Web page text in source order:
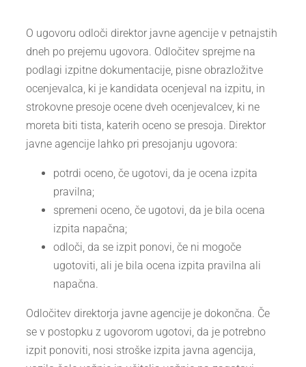
O ugovoru odloči direktor javne agencije v petnajstih
dneh po prejemu ugovora. Odločitev sprejme na
podlagi izpitne dokumentacije, pisne obrazložitve
ocenjevalca, ki je kandidata ocenjeval na izpitu, in
strokovne presoje ocene dveh ocenjevalcev, ki ne
moreta biti tista, katerih oceno se presoja. Direktor
javne agencije lahko pri presojanju ugovora:
potrdi oceno, če ugotovi, da je ocena izpita
pravilna;
spremeni oceno, če ugotovi, da je bila ocena
izpita napačna;
odloči, da se izpit ponovi, če ni mogoče
ugotoviti, ali je bila ocena izpita pravilna ali
napačna.
Odločitev direktorja javne agencije je dokončna. Če
se v postopku z ugovorom ugotovi, da je potrebno
izpit ponoviti, nosi stroške izpita javna agencija,